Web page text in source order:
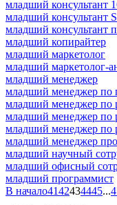
младший консультант
младший консультант
младший консультант
младший копирайтер
младший маркетолог
младший маркетолог-
младший менеджер
младший менеджер по
младший менеджер по
младший менеджер по
младший менеджер по
младший менеджер
младший научный
младший офисный
младший программист
В начало4142434445...